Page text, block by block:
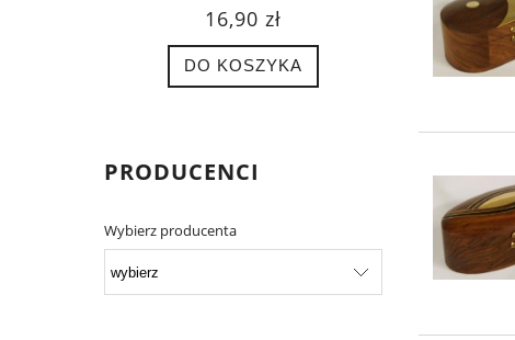
16,90 zł
DO KOSZYKA
PRODUCENCI
Wybierz producenta